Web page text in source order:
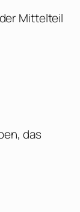
Mittelteil
das